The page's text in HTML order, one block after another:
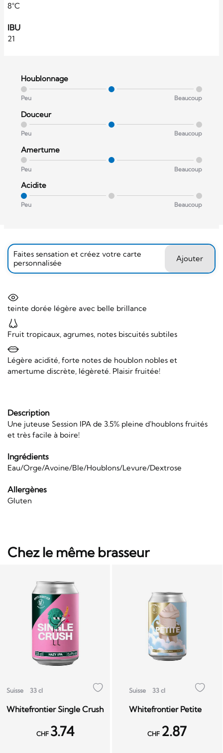
8°C
IBU
21
Houblonnage
Peu Beaucoup
Douceur
Peu Beaucoup
Amertume
Peu Beaucoup
Acidite
Peu Beaucoup
Faites sensation et créez votre carte
personnalisée
Ajouter
teinte dorée légère avec belle brillance
Fruit tropicaux, agrumes, notes biscuités subtiles
Légère acidité, forte notes de houblon nobles et
amertume discrète, légèreté. Plaisir fruitée!
Description
Une juteuse Session IPA de 3.5% pleine d'houblons fruités
et très facile à boire!
Ingrédients
Eau/Orge/Avoine/Ble/Houblons/Levure/Dextrose
Allergènes
Gluten
Chez le même brasseur
Suisse 33 cl
Whitefrontier Single Crush
CHF 3.74
Suisse 33 cl
Whitefrontier Petite
CHF 2.87